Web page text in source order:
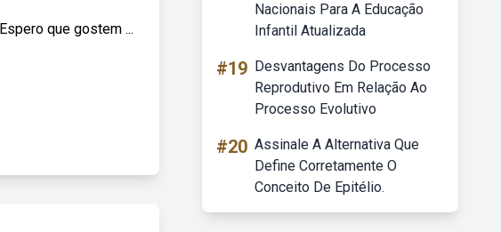
que gostem ...
Nacionais Para A Educação
Infantil Atualizada
#19 Desvantagens Do Processo
Reprodutivo Em Relação Ao
Processo Evolutivo
#20 Assinale A Alternativa Que
Define Corretamente O
Conceito De Epitélio.